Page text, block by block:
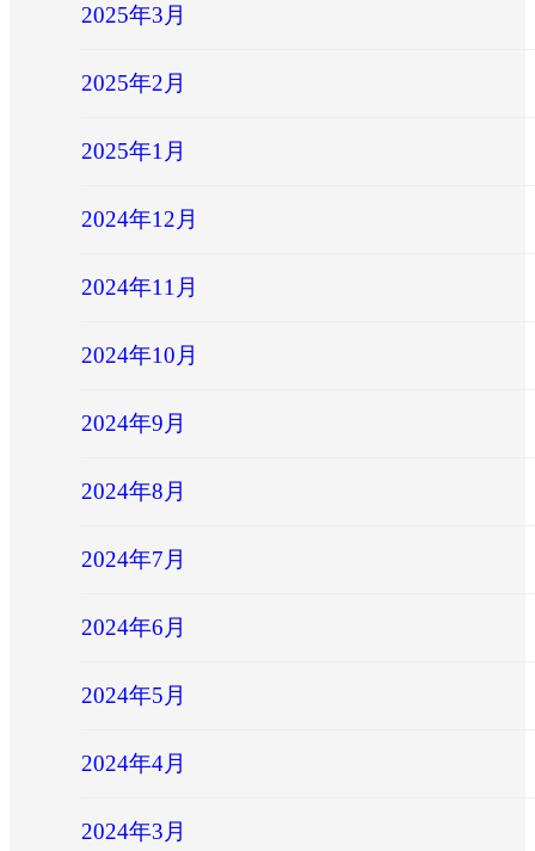
2025年3月
2025年2月
2025年1月
2024年12月
2024年11月
2024年10月
2024年9月
2024年8月
2024年7月
2024年6月
2024年5月
2024年4月
2024年3月